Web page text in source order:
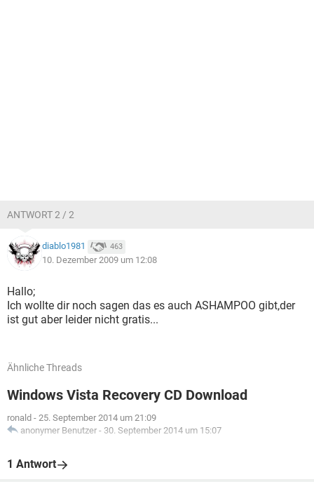
ANTWORT 2 / 2
diablo1981 463
10. Dezember 2009 um 12:08
Hallo;
Ich wollte dir noch sagen das es auch ASHAMPOO gibt,der
ist gut aber leider nicht gratis...
Ähnliche Threads
Windows Vista Recovery CD Download
ronald - 25. September 2014 um 21:09
anonymer Benutzer - 30. September 2014 um 15:07
1 Antwort